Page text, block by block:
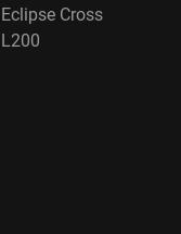
Eclipse Cross
L200